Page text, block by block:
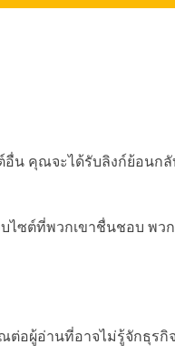
น คุณจะได้รับลิงก์ย้อน
ต์ที่พวกเขาชื่นชอบ พว
อผู้อ่านที่อาจไม่รู้จักธุร